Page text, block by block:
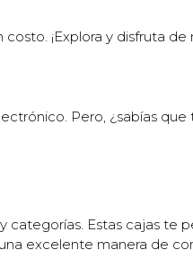
¡Explora y disfruta de
Pero, ¿sabías que
categorías. Estas cajas te
excelente manera de